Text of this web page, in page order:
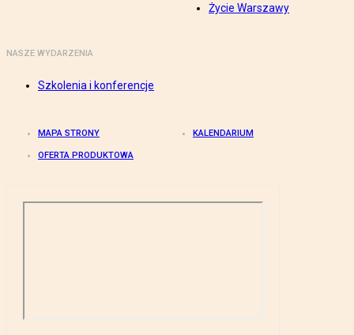
Życie Warszawy
NASZE WYDARZENIA
Szkolenia i konferencje
MAPA STRONY KALENDARIUM
OFERTA PRODUKTOWA